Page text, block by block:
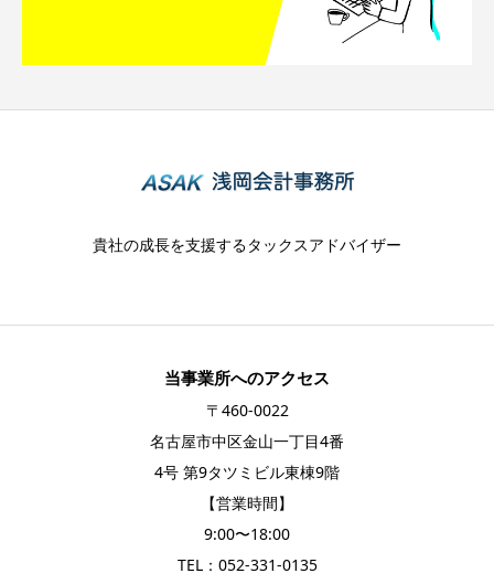
貴社の成長を支援するタックスアドバイザー
当事業所へのアクセス
〒460-0022
名古屋市中区金山一丁目4番
4号 第9タツミビル東棟9階
【営業時間】
9:00〜18:00
TEL： 052-331-0135